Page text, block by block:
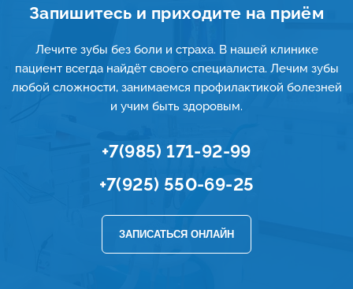
Запишитесь и приходите на приём
Лечите зубы без боли и страха. В нашей клинике
пациент всегда найдёт своего специалиста. Лечим зубы
любой сложности, занимаемся профилактикой болезней
и учим быть здоровым.
+7(985) 171-92-99
+7(925) 550-69-25
ЗАПИСАТЬСЯ ОНЛАЙН